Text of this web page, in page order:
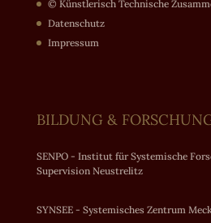
© Künstlerisch Technische
Datenschutz
Impressum
BILDUNG &
SENPO - Institut für Systemische
Supervision Neustrelitz
SYNSEE - Systemisches Zentrum